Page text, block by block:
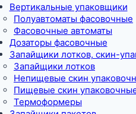
Вертикальные упаковщики
Полуавтоматы фасовочные
Фасовочные автоматы
Дозаторы фасовочные
Запайщики лотков, скин-
Запайщики лотков
Непищевые скин
Пищевые скин
Термоформеры